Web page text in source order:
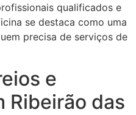
qualificados e
se destaca como uma
precisa de serviços de
e
Ribeirão das